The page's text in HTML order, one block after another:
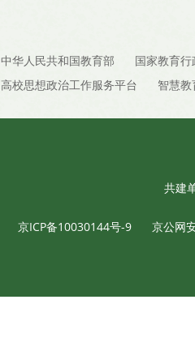
中华人民共和国教育部
国家教育
高校思想政治工作服务平台
智慧教
共建
京ICP备10030144号-9 京公网